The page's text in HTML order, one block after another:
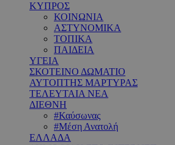
ΚΥΠΡΟΣ
ΚΟΙΝΩΝΙΑ
ΑΣΤΥΝΟΜΙΚΑ
ΤΟΠΙΚΑ
ΠΑΙΔΕΙΑ
ΥΓΕΙΑ
ΣΚΟΤΕΙΝΟ ΔΩΜΑΤΙΟ
ΑΥΤΟΠΤΗΣ ΜΑΡΤΥΡΑΣ
ΤΕΛΕΥΤΑΙΑ ΝΕΑ
ΔΙΕΘΝΗ
#Καύσωνας
#Μέση Ανατολή
ΕΛΛΑΔΑ